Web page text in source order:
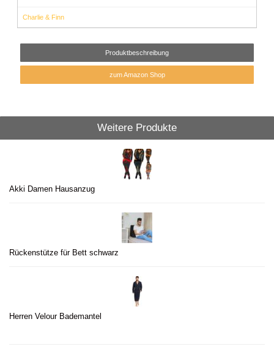
Charlie & Finn
Produktbeschreibung
zum Amazon Shop
Weitere Produkte
Akki Damen Hausanzug
Rückenstütze für Bett schwarz
Herren Velour Bademantel